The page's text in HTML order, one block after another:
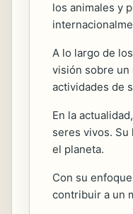
los animales y
A lo largo de
visión sobre un
actividades de
En la
seres vivos.
el planeta.
Con su
contribuir a un